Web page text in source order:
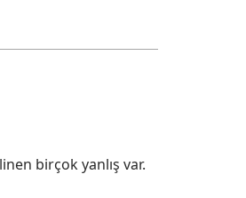
birçok yanlış var.